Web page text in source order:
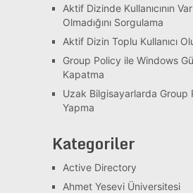
Aktif Dizinde Kullanıcının
Olmadığını Sorgulama
Aktif Dizin Toplu Kullanıcı
Group Policy ile Windows
Kapatma
Uzak Bilgisayarlarda Group
Yapma
Kategoriler
Active Directory
Ahmet Yesevi Üniversitesi